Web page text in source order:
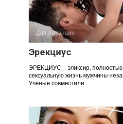
Для потенции
Эрекциус
ЭРЕКЦИУС – эликсир,
сексуальную жизнь мужчины
Ученые совместили